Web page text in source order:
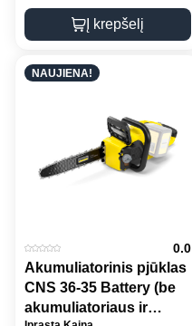
Į krepšelį
NAUJIENA!
0.0
Akumuliatorinis pjūklas
CNS 36-35 Battery (be
akumuliatoriaus ir